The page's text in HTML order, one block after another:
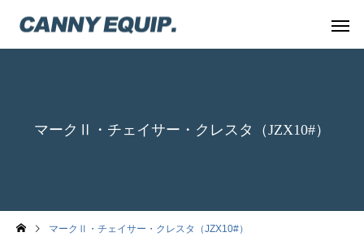
マークⅡ・チェイサー・クレスタ（JZX10#）
マークⅡ・チェイサー・クレスタ（JZX10#）